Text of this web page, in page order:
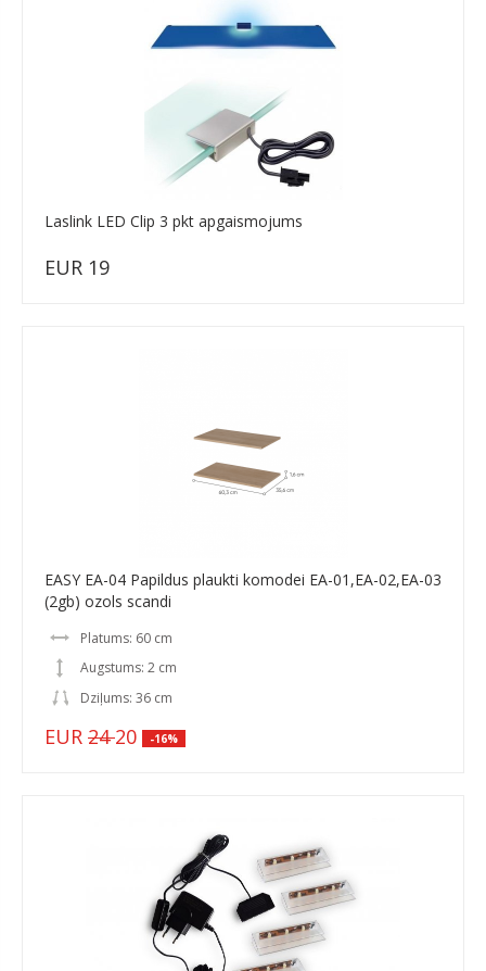
Laslink LED Clip 3 pkt apgaismojums
EUR 19
EASY EA-04 Papildus plaukti komodei EA-01,EA-02,EA-03
(2gb) ozols scandi
Platums: 60 cm
Augstums: 2 cm
Dziļums: 36 cm
EUR 2420 -16%